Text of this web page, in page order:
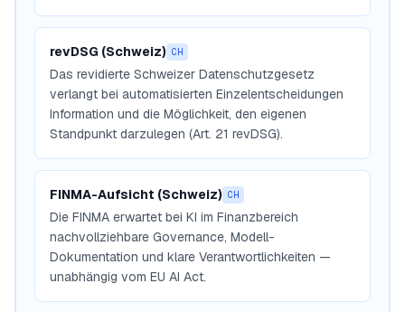
revDSG (Schweiz) CH
Das revidierte Schweizer Datenschutzgesetz
verlangt bei automatisierten Einzelentscheidungen
Information und die Möglichkeit, den eigenen
Standpunkt darzulegen (Art. 21 revDSG).
FINMA-Aufsicht (Schweiz) CH
Die FINMA erwartet bei KI im Finanzbereich
nachvollziehbare Governance, Modell-
Dokumentation und klare Verantwortlichkeiten —
unabhängig vom EU AI Act.